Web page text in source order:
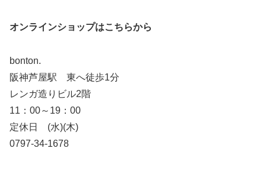
オンラインショップはこちらから
bonton.
阪神芦屋駅 東へ徒歩1分
レンガ造りビル2階
11：00～19：00
定休日 (水)(木)
0797-34-1678